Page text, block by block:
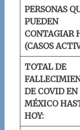
PERSONAS
PUEDEN
CONTAGIAR
(CASOS
TOTAL DE
DE COVID EN
MÉXICO
HOY: